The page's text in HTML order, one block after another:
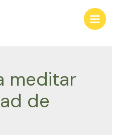
Main
meditar
de